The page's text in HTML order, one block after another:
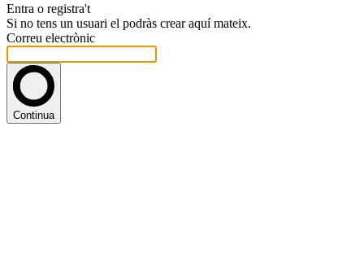
Entra o registra't
Si no tens un usuari el podràs crear aquí mateix.
Correu electrònic
Continua